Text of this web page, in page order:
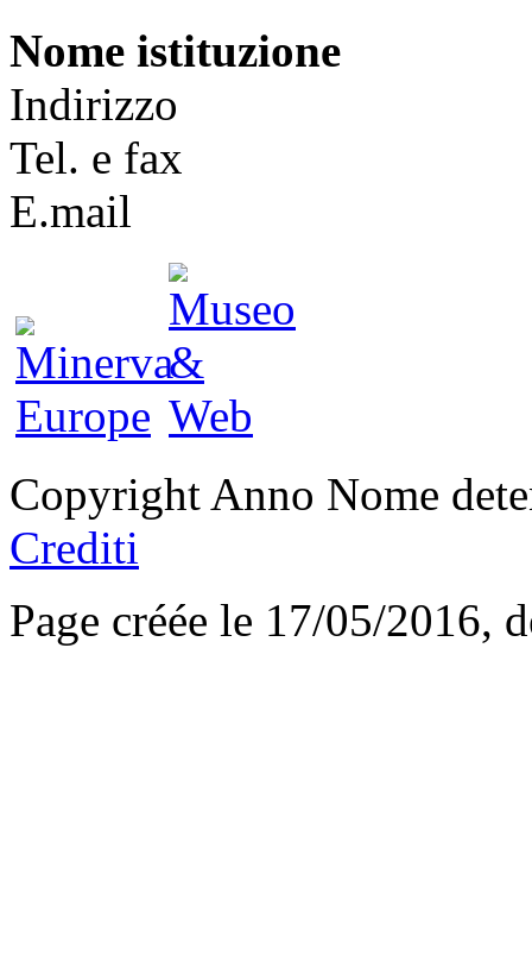
Nome istituzione
Indirizzo
Tel. e fax
E.mail
Copyright Anno Nome
Crediti
Page créée le 17/05/2016,